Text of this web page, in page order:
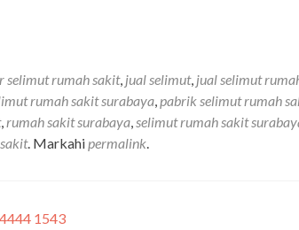
selimut rumah sakit, jual selimut, jual selimut
rumah sakit surabaya,pabrik selimut rumah
,rumah sakit surabaya,selimut rumah sakit
. Markahipermalink.
1543